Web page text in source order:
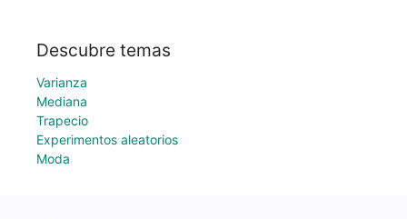
Descubre temas
Varianza
Mediana
Trapecio
Experimentos aleatorios
Moda